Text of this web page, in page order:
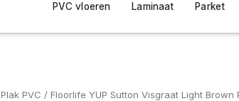
PVC vloeren Laminaat Parket
Plak PVC / Floorlife YUP Sutton Visgraat Light Brown